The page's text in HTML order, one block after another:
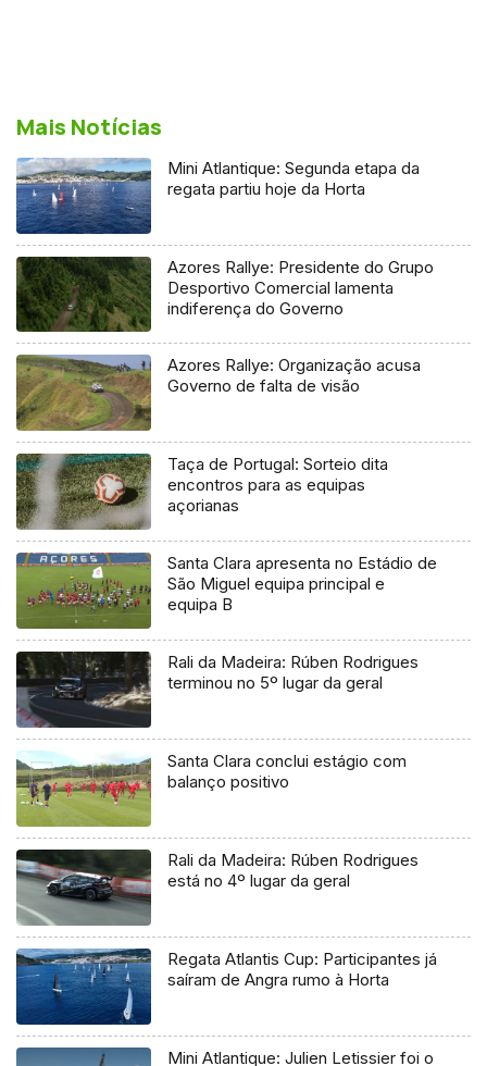
Mais Notícias
Mini Atlantique: Segunda etapa da
regata partiu hoje da Horta
Azores Rallye: Presidente do Grupo
Desportivo Comercial lamenta
indiferença do Governo
Azores Rallye: Organização acusa
Governo de falta de visão
Taça de Portugal: Sorteio dita
encontros para as equipas
açorianas
Santa Clara apresenta no Estádio de
São Miguel equipa principal e
equipa B
Rali da Madeira: Rúben Rodrigues
terminou no 5º lugar da geral
Santa Clara conclui estágio com
balanço positivo
Rali da Madeira: Rúben Rodrigues
está no 4º lugar da geral
Regata Atlantis Cup: Participantes já
saíram de Angra rumo à Horta
Mini Atlantique: Julien Letissier foi o